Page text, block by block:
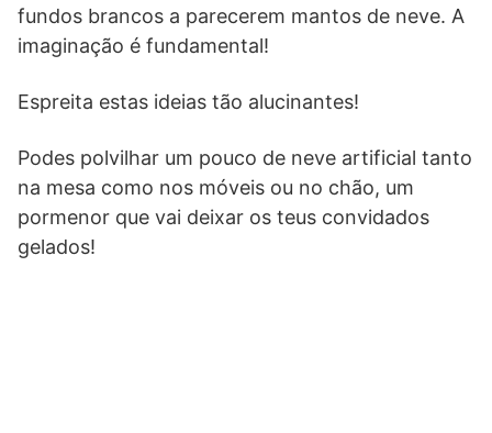
fundos brancos a parecerem mantos de neve. A
imaginação é fundamental!
Espreita estas ideias tão alucinantes!
Podes polvilhar um pouco de neve artificial tanto
na mesa como nos móveis ou no chão, um
pormenor que vai deixar os teus convidados
gelados!